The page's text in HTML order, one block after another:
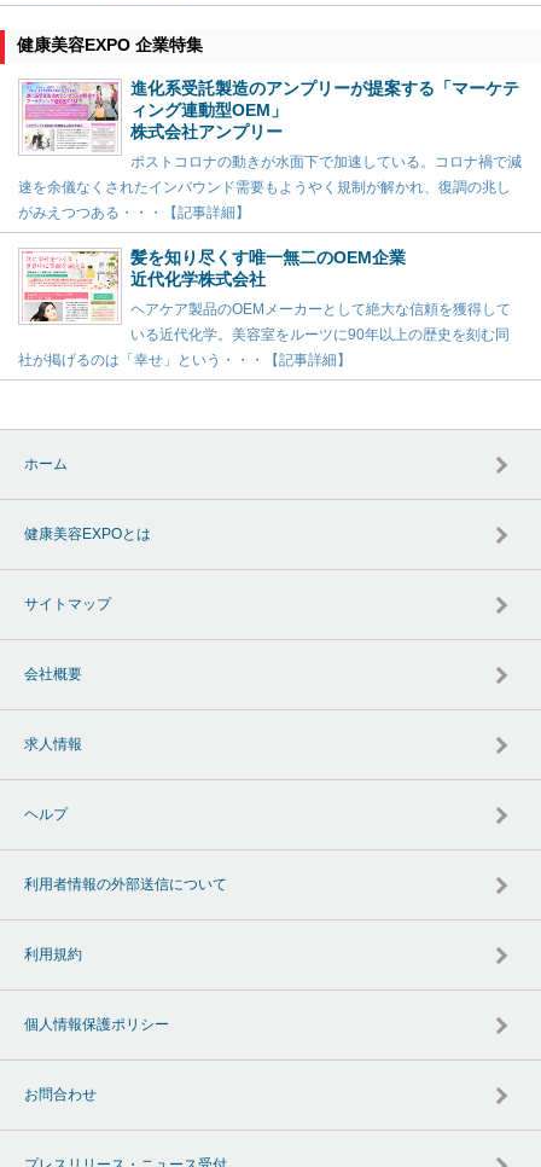
健康美容EXPO 企業特集
進化系受託製造のアンプリーが提案する「マーケテ
ィング連動型OEM」
株式会社アンプリー
ポストコロナの動きが水面下で加速している。コロナ禍で減
速を余儀なくされたインバウンド需要もようやく規制が解かれ、復調の兆し
がみえつつある・・・【記事詳細】
髪を知り尽くす唯一無二のOEM企業
近代化学株式会社
ヘアケア製品のOEMメーカーとして絶大な信頼を獲得して
いる近代化学。美容室をルーツに90年以上の歴史を刻む同
社が掲げるのは「幸せ」という・・・【記事詳細】
ホーム
健康美容EXPOとは
サイトマップ
会社概要
求人情報
ヘルプ
利用者情報の外部送信について
利用規約
個人情報保護ポリシー
お問合わせ